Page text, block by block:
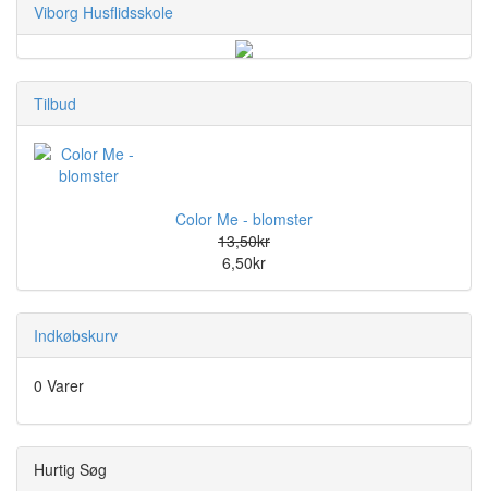
Viborg Husflidsskole
Tilbud
Color Me - blomster
13,50kr
6,50kr
Indkøbskurv
0 Varer
Hurtig Søg